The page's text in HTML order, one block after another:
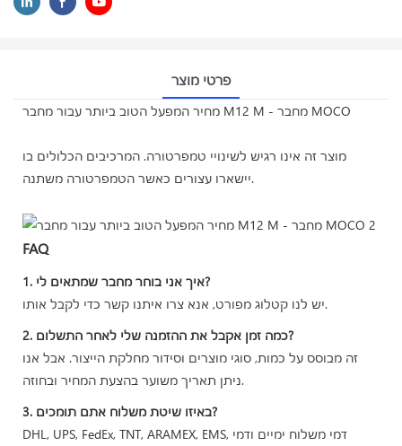
פרטי מוצר
מחיר המפעל הטוב ביותר עבור מחבר M12 M - מחבר MOCO
מוצר זה אינו רגיש לשינויי טמפרטורה. המרכיבים הכלולים בו
יישארו עצורים כאשר הטמפרטורה משתנה.
FAQ
1. איך אני בוחר מחבר שמתאים לי?
יש לנו קטלוג מפורט, אנא צרו איתנו קשר כדי לקבל אותו.
2. כמה זמן אקבל את ההזמנה שלי לאחר התשלום?
זה מבוסס על כמות, סוגי מוצרים וסידור מחלקת הייצור. אבל אנו
ניתן תאריך משוער בהצעת המחיר ובחוזה.
3. באיזו שיטת משלוח אתם תומכים?
DHL, UPS, FedEx, TNT, ARAMEX, EMS, דמי משלוח ימיים ודמי